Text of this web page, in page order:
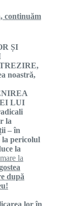
continuăm
ȘI
noastră,
LUI
la
– în
la pericolul
la
la
după